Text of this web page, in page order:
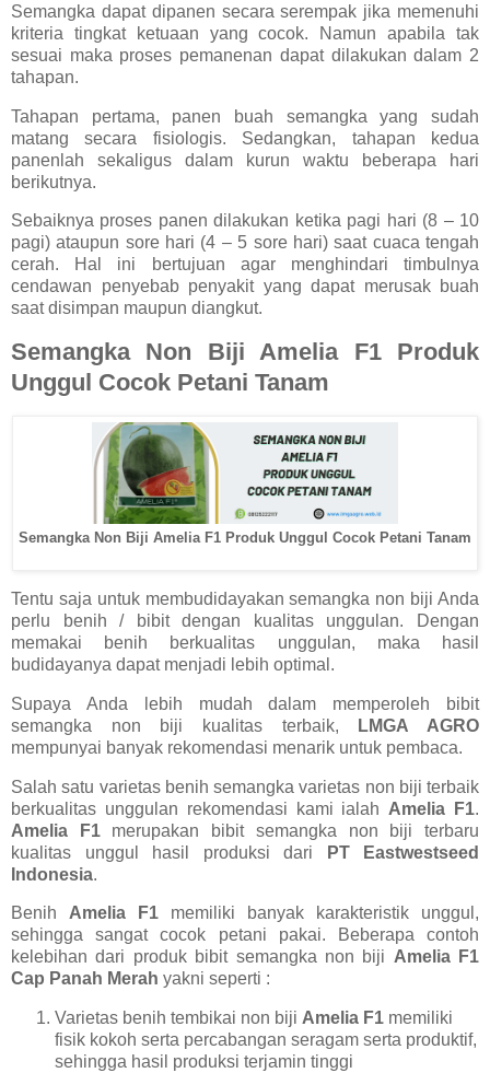
Semangka dapat dipanen secara serempak jika memenuhi
kriteria tingkat ketuaan yang cocok. Namun apabila tak
sesuai maka proses pemanenan dapat dilakukan dalam 2
tahapan.
Tahapan pertama, panen buah semangka yang sudah
matang secara fisiologis. Sedangkan, tahapan kedua
panenlah sekaligus dalam kurun waktu beberapa hari
berikutnya.
Sebaiknya proses panen dilakukan ketika pagi hari (8 – 10
pagi) ataupun sore hari (4 – 5 sore hari) saat cuaca tengah
cerah. Hal ini bertujuan agar menghindari timbulnya
cendawan penyebab penyakit yang dapat merusak buah
saat disimpan maupun diangkut.
Semangka Non Biji Amelia F1 Produk
Unggul Cocok Petani Tanam
Semangka Non Biji Amelia F1 Produk Unggul Cocok Petani Tanam
Tentu saja untuk membudidayakan semangka non biji Anda
perlu benih / bibit dengan kualitas unggulan. Dengan
memakai benih berkualitas unggulan, maka hasil
budidayanya dapat menjadi lebih optimal.
Supaya Anda lebih mudah dalam memperoleh bibit
semangka non biji kualitas terbaik,
LMGA AGRO
mempunyai banyak rekomendasi menarik untuk pembaca.
Salah satu varietas benih semangka varietas non biji terbaik
berkualitas unggulan rekomendasi kami ialah Amelia F1.
Amelia F1merupakan bibit semangka non biji terbaru
kualitas unggul hasil produksi dari
PT Eastwestseed
Indonesia.
Benih Amelia F1 memiliki banyak karakteristik unggul,
sehingga sangat cocok petani pakai. Beberapa contoh
kelebihan dari produk bibit semangka non biji Amelia F1
Cap Panah Merah yakni seperti :
Varietas benih tembikai non biji Amelia F1 memiliki
fisik kokoh serta percabangan seragam serta produktif,
sehingga hasil produksi terjamin tinggi